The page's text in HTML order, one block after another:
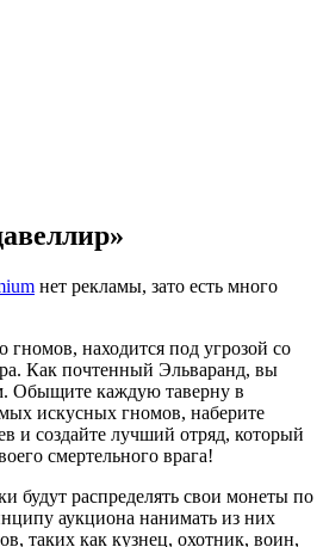
нет рекламы, зато есть много
гномов, находится под угрозой со
Как почтенный Эльваранд, вы
Обыщите каждую таверну в
искусных гномов, наберите
и создайте лучший отряд, который
смертельного врага!
будут распределять свои монеты по
аукциона нанимать из них
таких как кузнец, охотник, воин,